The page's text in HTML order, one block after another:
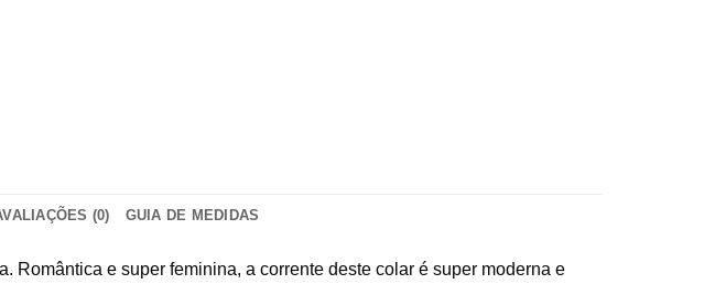
(0) GUIA DE MEDIDAS
e super feminina, a corrente deste colar é super moderna e